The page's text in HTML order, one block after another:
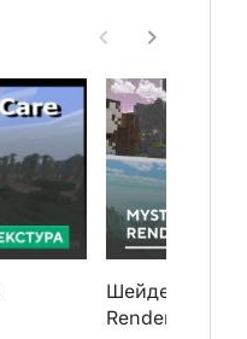
Шейдеры:
Render Dragon